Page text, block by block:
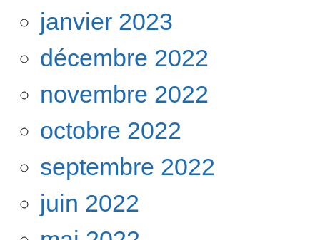
janvier 2023
décembre 2022
novembre 2022
octobre 2022
septembre 2022
juin 2022